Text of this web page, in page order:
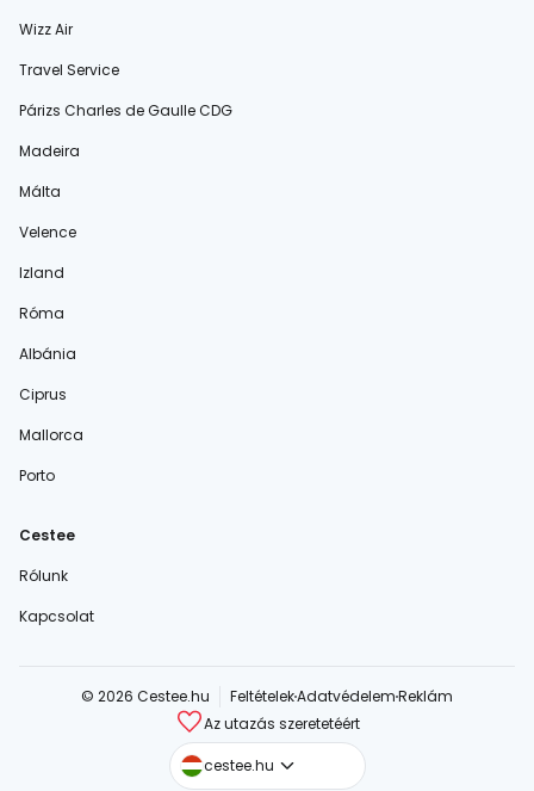
Wizz Air
Travel Service
Párizs Charles de Gaulle CDG
Madeira
Málta
Velence
Izland
Róma
Albánia
Ciprus
Mallorca
Porto
Cestee
Rólunk
Kapcsolat
© 2026 Cestee.hu FeltételekAdatvédelemReklám
Az utazás szeretetéért
cestee.hu
cestee.com